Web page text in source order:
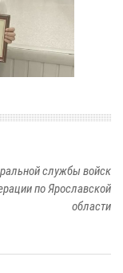
службы войск
по Ярославской
области